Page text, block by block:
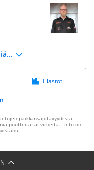
Tilastot
paikkansapitävyydestä.
puutteita tai virheitä. Tieto on